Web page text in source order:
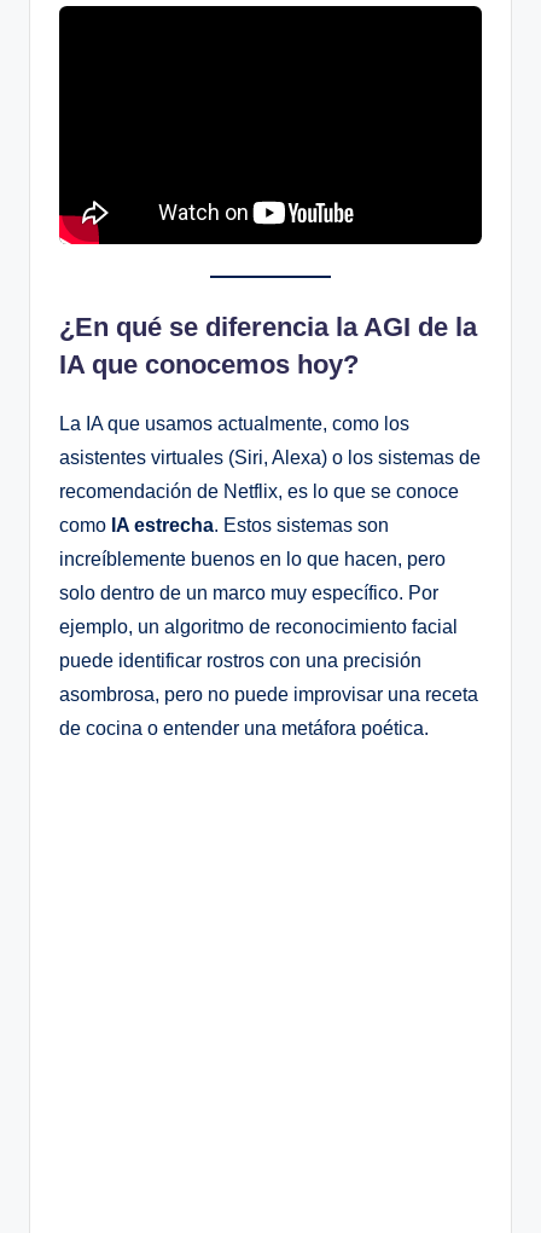
¿En qué se diferencia la AGI de la
IA que conocemos hoy?
La IA que usamos actualmente, como los
asistentes virtuales (Siri, Alexa) o los sistemas de
recomendación de Netflix, es lo que se conoce
como IA estrecha. Estos sistemas son
increíblemente buenos en lo que hacen, pero
solo dentro de un marco muy específico. Por
ejemplo, un algoritmo de reconocimiento facial
puede identificar rostros con una precisión
asombrosa, pero no puede improvisar una receta
de cocina o entender una metáfora poética.